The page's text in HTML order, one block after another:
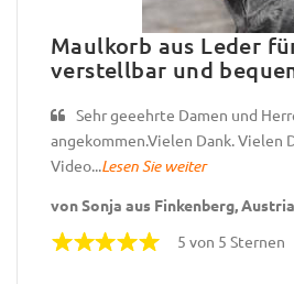
Maulkorb aus Leder
verstellbar und
Sehr geeehrte Damen und
angekommen.Vielen Dank. Vielen
Video...Lesen Sie weiter
von Sonja aus Finkenberg, Austria
5 von 5 Sternen